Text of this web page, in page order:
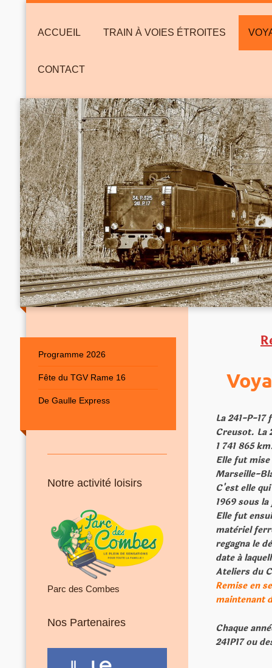
ACCUEIL TRAIN À VOIES ÉTROITES
CONTACT
La 241-P-
Creusot. La
1 741 865
Elle fut
Marseille-
C'est elle
1969 sous
Elle fut
matèriel
regagna le
date á
Ateliers du
Remise en
maintenant
Chaque
241P17 ou
Programme 2026
Fête du TGV Rame 16
De Gaulle Express
Notre activité loisirs
Parc des Combes
Nos Partenaires